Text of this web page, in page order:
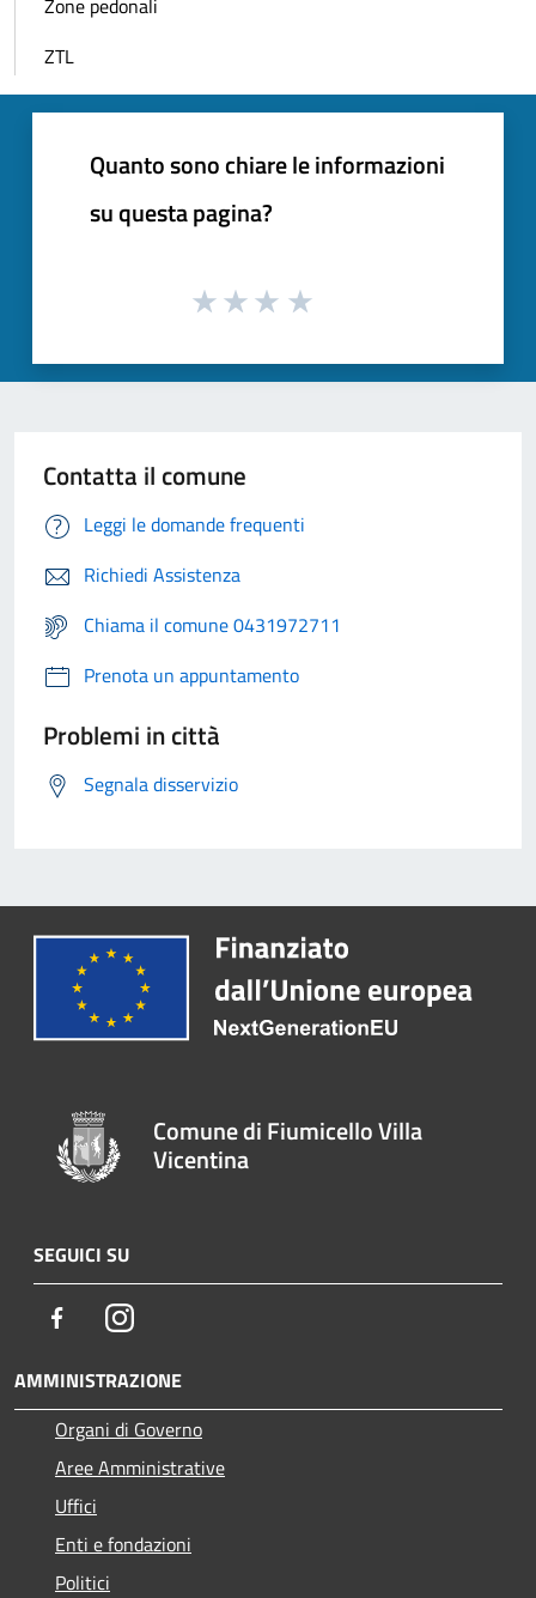
ZTL
Quanto sono chiare le informazioni
su questa pagina?
Contatta il comune
Leggi le domande frequenti
Richiedi Assistenza
Chiama il comune 0431972711
Prenota un appuntamento
Problemi in città
Segnala disservizio
Comune di Fiumicello Villa
Vicentina
SEGUICI SU
FacebookInstagram
AMMINISTRAZIONE
Organi di Governo
Aree Amministrative
Uffici
Enti e fondazioni
Politici